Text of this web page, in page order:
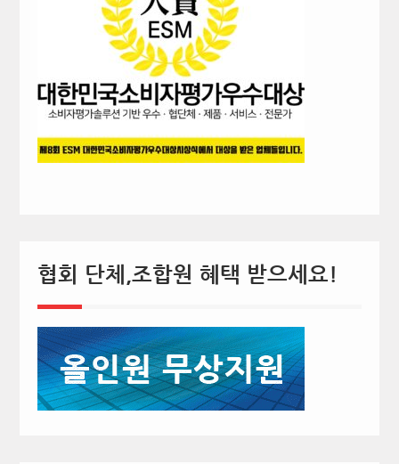
협회 단체,조합원 혜택 받으세요!